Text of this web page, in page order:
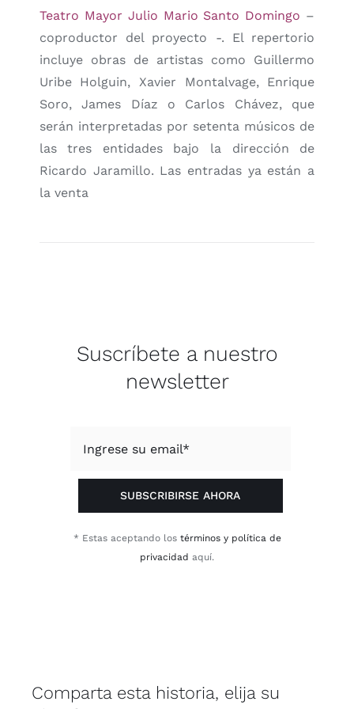
Teatro Mayor Julio Mario Santo Domingo –
coproductor del proyecto -. El repertorio
incluye obras de artistas como Guillermo
Uribe Holguin, Xavier Montalvage, Enrique
Soro, James Díaz o Carlos Chávez, que
serán interpretadas por setenta músicos de
las tres entidades bajo la dirección de
Ricardo Jaramillo. Las entradas ya están a
la venta
Suscríbete a nuestro
newsletter
SUBSCRIBIRSE AHORA
* Estas aceptando los términos y política de
privacidad aquí.
Comparta esta historia, elija su